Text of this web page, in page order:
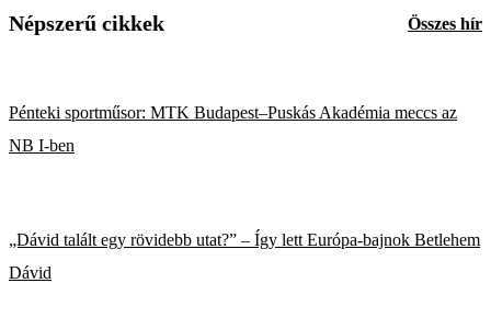
Népszerű cikkek Összes hír
Pénteki sportműsor: MTK Budapest–Puskás Akadémia meccs az
NB I-ben
„Dávid talált egy rövidebb utat?” – Így lett Európa-bajnok Betlehem
Dávid